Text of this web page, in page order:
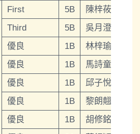
First 5B
陳梓莜
Third
5B
吳月澄
優良
1B
林梓瑜
優良
1B
馬詩童
優良
1B
邱子悅
優良
1B
黎朗翹
優良
1B
胡修銘